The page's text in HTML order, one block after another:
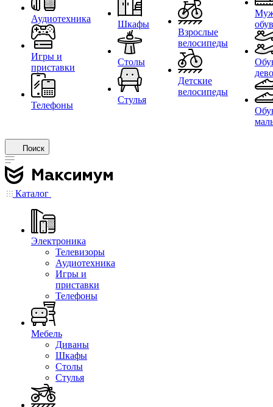
Аудиотехника
Игры и
приставки
Телефоны
Шкафы
Столы
Стулья
Взрослые
велосипеды
Детские
велосипеды
Поиск
Каталог
Электроника
Телевизоры
Аудиотехника
Игры и
приставки
Телефоны
Мебель
Диваны
Шкафы
Столы
Стулья